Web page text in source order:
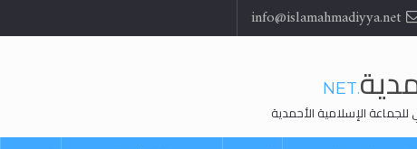
.NET
الإسلامية الأحمدية